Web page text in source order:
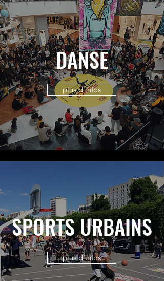
DANSE
plus d'infos
SPORTS URBAINS
plus d'infos